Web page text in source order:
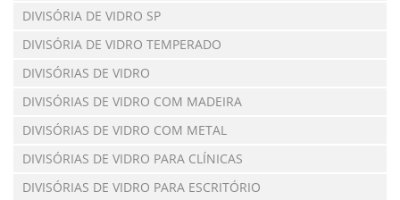
DIVISÓRIA DE VIDRO SP
DIVISÓRIA DE VIDRO TEMPERADO
DIVISÓRIAS DE VIDRO
DIVISÓRIAS DE VIDRO COM MADEIRA
DIVISÓRIAS DE VIDRO COM METAL
DIVISÓRIAS DE VIDRO PARA CLÍNICAS
DIVISÓRIAS DE VIDRO PARA ESCRITÓRIO